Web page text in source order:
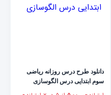
دانلود طرح درس روزانه ریاضی
سوم ابتدایی درس الگوسازی